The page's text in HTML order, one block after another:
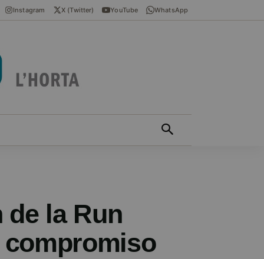
Instagram X (Twitter) YouTube WhatsApp
la Run